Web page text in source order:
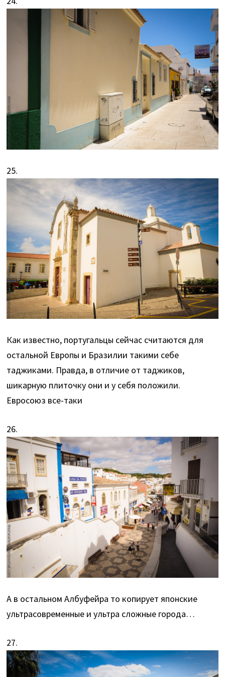
25.
Как известно, португальцы сейчас считаются для
остальной Европы и Бразилии такими себе
таджиками. Правда, в отличие от таджиков,
шикарную плиточку они и у себя положили.
Евросоюз все-таки
26.
А в остальном Албуфейра то копирует японские
ультрасовременные и ультра сложные города…
27.